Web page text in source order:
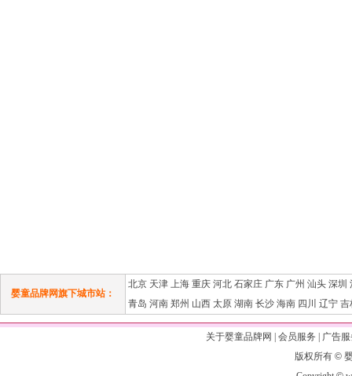
婴童品牌网旗下城市站：
北京 天津 上海 重庆 河北 石家庄 广东 广州 汕头 深圳
青岛 河南 郑州 山西 太原 湖南 长沙 海南 四川 辽宁 吉
关于婴童品牌网 会员服务
广告
版权所有 ©